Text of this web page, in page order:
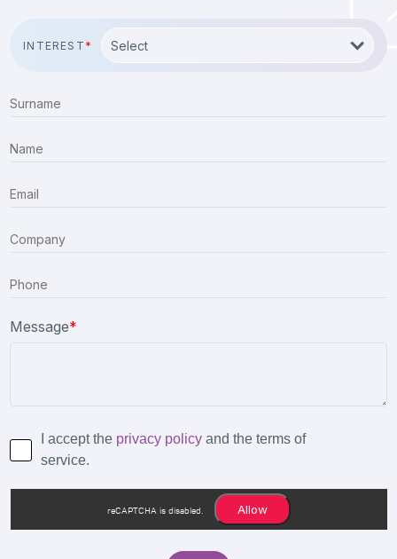
INTEREST *
Message*
I accept the privacy policy and the terms of
service.
reCAPTCHA is disabled. Allow